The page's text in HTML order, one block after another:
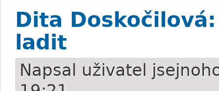
Dita
ladit
Napsal uživatel